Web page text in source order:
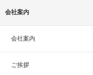
会社案内
会社案内
ご挨拶